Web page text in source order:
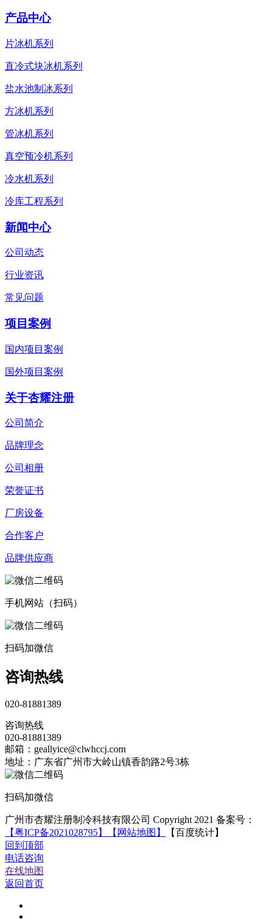
产品中心
片冰机系列
直冷式块冰机系列
盐水池制冰系列
方冰机系列
管冰机系列
真空预冷机系列
冷水机系列
冷库工程系列
新闻中心
公司动态
行业资讯
常见问题
项目案例
国内项目案例
国外项目案例
关于杏耀注册
公司简介
品牌理念
公司相册
荣誉证书
厂房设备
合作客户
品牌供应商
手机网站（扫码）
扫码加微信
咨询热线
020-81881389
咨询热线
020-81881389
邮箱：geallyice@clwhccj.com
地址：广东省广州市大岭山镇香韵路2号3栋
扫码加微信
广州市杏耀注册制冷科技有限公司 Copyright 2021 备案号：
【粤ICP备2021028795】
【网站地图】
【百度统计】
回到顶部
电话咨询
在线地图
返回首页